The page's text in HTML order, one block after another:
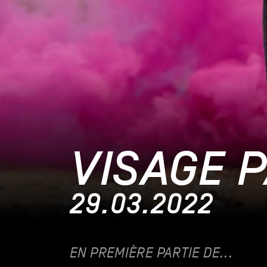
VISAGE
29.03.2022
EN PREMIÈRE PARTIE DE...